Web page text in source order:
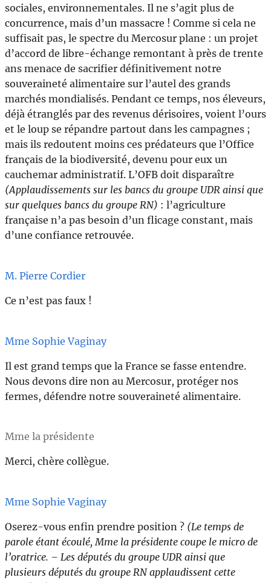
sociales, environnementales. Il ne s’agit plus de
concurrence, mais d’un massacre ! Comme si cela ne
suffisait pas, le spectre du Mercosur plane : un projet
d’accord de libre-échange remontant à près de trente
ans menace de sacrifier définitivement notre
souveraineté alimentaire sur l’autel des grands
marchés mondialisés. Pendant ce temps, nos éleveurs,
déjà étranglés par des revenus dérisoires, voient l’ours
et le loup se répandre partout dans les campagnes ;
mais ils redoutent moins ces prédateurs que l’Office
français de la biodiversité, devenu pour eux un
cauchemar administratif. L’OFB doit disparaître
(Applaudissements sur les bancs du groupe UDR ainsi que
sur quelques bancs du groupe RN) : l’agriculture
française n’a pas besoin d’un flicage constant, mais
d’une confiance retrouvée.
M. Pierre Cordier
Ce n’est pas faux !
Mme Sophie Vaginay
Il est grand temps que la France se fasse entendre.
Nous devons dire non au Mercosur, protéger nos
fermes, défendre notre souveraineté alimentaire.
Mme la présidente
Merci, chère collègue.
Mme Sophie Vaginay
Oserez-vous enfin prendre position ? (Le temps de
parole étant écoulé, Mme la présidente coupe le micro de
l’oratrice. – Les députés du groupe UDR ainsi que
plusieurs députés du groupe RN applaudissent cette